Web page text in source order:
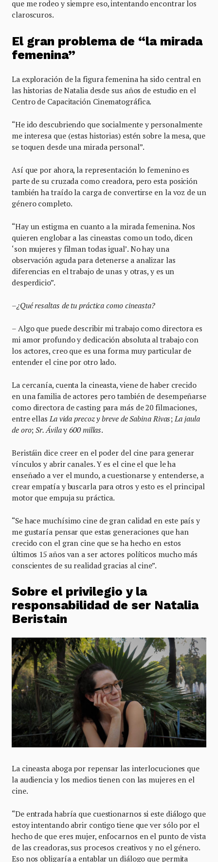
que me rodeo y siempre eso, intentando encontrar los
claroscuros.
El gran problema de “la mirada
femenina”
La exploración de la figura femenina ha sido central en
las historias de Natalia desde sus años de estudio en el
Centro de Capacitación Cinematográfica.
“He ido descubriendo que socialmente y personalmente
me interesa que (estas historias) estén sobre la mesa, que
se toquen desde una mirada personal”.
Así que por ahora, la representación lo femenino es
parte de su cruzada como creadora, pero esta posición
también ha traído la carga de convertirse en la voz de un
género completo.
“Hay un estigma en cuanto a la mirada femenina. Nos
quieren englobar a las cineastas como un todo, dicen
‘son mujeres y filman todas igual’. No hay una
observación aguda para detenerse a analizar las
diferencias en el trabajo de unas y otras, y es un
desperdicio”.
–¿Qué resaltas de tu práctica como cineasta?
– Algo que puede describir mi trabajo como directora es
mi amor profundo y dedicación absoluta al trabajo con
los actores, creo que es una forma muy particular de
entender el cine por otro lado.
La cercanía, cuenta la cineasta, viene de haber crecido
en una familia de actores pero también de desempeñarse
como directora de casting para más de 20 filmaciones,
entre ellas La vida precoz y breve de Sabina Rivas; La jaula
de oro;Sr. Ávilay600 millas.
Beristáin dice creer en el poder del cine para generar
vínculos y abrir canales. Y es el cine el que le ha
enseñado a ver el mundo, a cuestionarse y entenderse, a
crear empatía y buscarla para otros y esto es el principal
motor que empuja su práctica.
“Se hace muchísimo cine de gran calidad en este país y
me gustaría pensar que estas generaciones que han
crecido con el gran cine que se ha hecho en estos
últimos 15 años van a ser actores políticos mucho más
conscientes de su realidad gracias al cine”.
Sobre el privilegio y la
responsabilidad de ser Natalia
Beristain
La cineasta aboga por repensar las interlocuciones que
la audiencia y los medios tienen con las mujeres en el
cine.
“De entrada habría que cuestionarnos si este diálogo que
estoy intentando abrir contigo tiene que ver sólo por el
hecho de que eres mujer, enfocarnos en el punto de vista
de las creadoras, sus procesos creativos y no el género.
Eso nos obligaría a entablar un diálogo que permita